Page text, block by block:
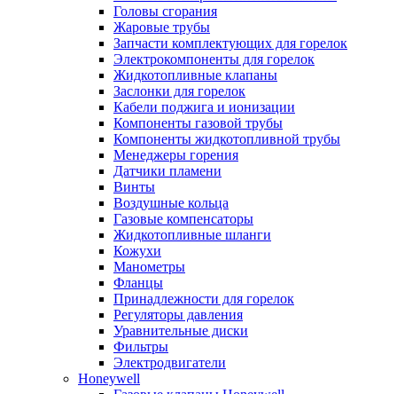
Головы сгорания
Жаровые трубы
Запчасти комплектующих для горелок
Электрокомпоненты для горелок
Жидкотопливные клапаны
Заслонки для горелок
Кабели поджига и ионизации
Компоненты газовой трубы
Компоненты жидкотопливной трубы
Менеджеры горения
Датчики пламени
Винты
Воздушные кольца
Газовые компенсаторы
Жидкотопливные шланги
Кожухи
Манометры
Фланцы
Принадлежности для горелок
Регуляторы давления
Уравнительные диски
Фильтры
Электродвигатели
Honeywell